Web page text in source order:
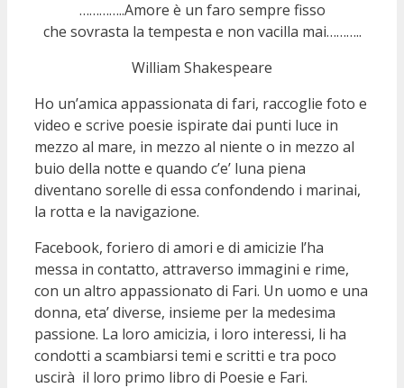
…………..Amore è un faro sempre fisso
che sovrasta la tempesta e non vacilla mai………..
William Shakespeare
Ho un’amica appassionata di fari, raccoglie foto e
video e scrive poesie ispirate dai punti luce in
mezzo al mare, in mezzo al niente o in mezzo al
buio della notte e quando c’e’ luna piena
diventano sorelle di essa confondendo i marinai,
la rotta e la navigazione.
Facebook, foriero di amori e di amicizie l’ha
messa in contatto, attraverso immagini e rime,
con un altro appassionato di Fari. Un uomo e una
donna, eta’ diverse, insieme per la medesima
passione. La loro amicizia, i loro interessi, li ha
condotti a scambiarsi temi e scritti e tra poco
uscirà il loro primo libro di Poesie e Fari.